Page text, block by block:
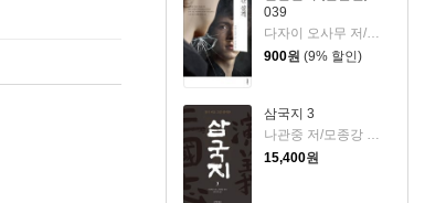
039
900원 (9% 할인)
삼국지 3
15,400원